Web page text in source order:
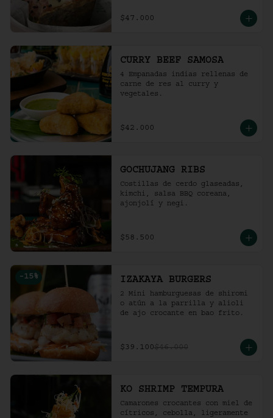
$47.000
CURRY BEEF SAMOSA
4 Empanadas indias rellenas de
carne de res al curry y
vegetales.
$42.000
GOCHUJANG RIBS
Costillas de cerdo glaseadas,
kimchi, salsa BBQ coreana,
ajonjolí y negi.
$58.500
-15 % IZAKAYA BURGERS
2 Mini hamburguesas de shiromi
o atún a la parrilla y alioli
de ajo crocante en bao frito.
$39.100$46.000
KO SHRIMP TEMPURA
Camarones crocantes con miel de
cítricos, cebolla, ligeramente